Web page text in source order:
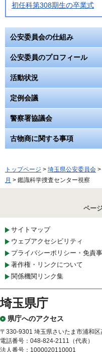
初任科第308期生の卒業式
公安委員会の仕組み
公安委員のプロフィール
活動状況
定例会議
警察署協議会
古物商に関する事項
トップページ > 埼玉県公安委員会 >
月 > 鑑識科学捜査センター視察
ペー
サイトマップ
ウェブアクセシビリティ
プライバシーポリシー・免責
著作権・リンクについて
関係機関リンク集
埼玉県庁
県庁へのアクセス
〒330-9301 埼玉県さいたま市浦和
電話番号：048-824-2111（代表）
法人番号：1000020110001